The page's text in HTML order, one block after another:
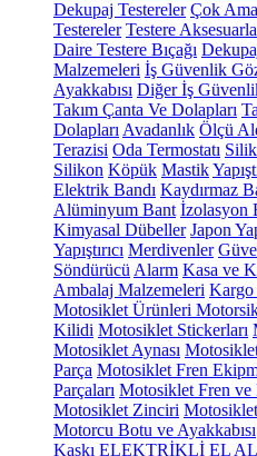
Dekupaj Testereler Çok
Testereler Testere
Daire Testere Bıçağı
Malzemeleri İş Güvenlik
Ayakkabısı Diğer İş
Takım Çanta Ve Dolapları
Dolapları Avadanlık Ölçü
Terazisi Oda Termostatı
Silikon Köpük Mastik
Elektrik Bandı Kaydırmaz
Alüminyum Bant İzolasyon
Kimyasal Dübeller Japon
Yapıştırıcı Merdivenler
Söndürücü Alarm Kasa ve
Ambalaj Malzemeleri Kargo
Motosiklet Ürünleri
Kilidi Motosiklet Stickerları
Motosiklet Aynası
Parça Motosiklet Fren
Parçaları Motosiklet Fren
Motosiklet Zinciri
Motorcu Botu ve Ayakkabısı
Kaskı ELEKTRİKLİ EL